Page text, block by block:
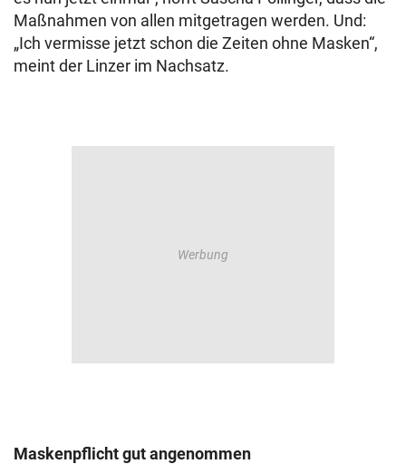
Maßnahmen von allen mitgetragen werden. Und:
„Ich vermisse jetzt schon die Zeiten ohne Masken“,
meint der Linzer im Nachsatz.
Maskenpflicht gut angenommen